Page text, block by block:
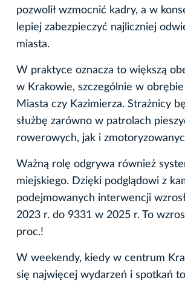
pozwolił wzmocnić kadry, a w
lepiej zabezpieczyć najliczniej
miasta.
W praktyce oznacza to większą
w Krakowie, szczególnie w
Miasta czy Kazimierza. Strażnicy
służbę zarówno w patrolach
rowerowych, jak i
Ważną rolę odgrywa również
miejskiego. Dzięki podglądowi z
podejmowanych interwencji
2023 r. do 9331 w 2025 r. To
proc.!
W weekendy, kiedy w centrum
się najwięcej wydarzeń i spotkań